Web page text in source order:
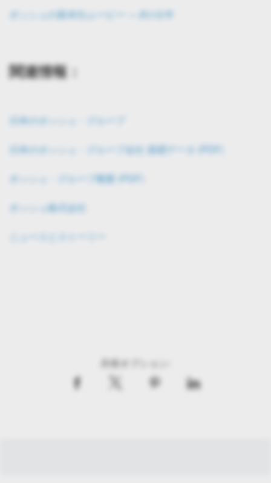
ボッシュの新本社ムービー ― 約1分半
関連情報：
日本のボッシュ・グループ
日本のボッシュ・グループ会社 基礎データ (PDF)
ボッシュ・グループ概要 (PDF)
ボッシュ株式会社
共有オプション: